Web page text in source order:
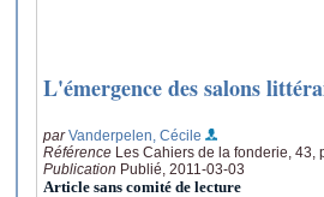
L'émergence des salons
parVanderpelen, Cécile
Référence Les Cahiers de la fonderie, 43,
Publication Publié, 2011-03-03
Article sans comité de lecture